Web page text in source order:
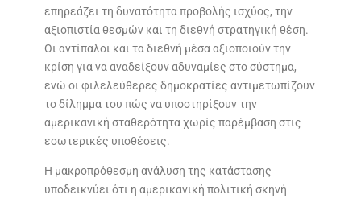
επηρεάζει τη δυνατότητα προβολής ισχύος, την
αξιοπιστία θεσμών και τη διεθνή στρατηγική θέση.
Οι αντίπαλοι και τα διεθνή μέσα αξιοποιούν την
κρίση για να αναδείξουν αδυναμίες στο σύστημα,
ενώ οι φιλελεύθερες δημοκρατίες αντιμετωπίζουν
το δίλημμα του πώς να υποστηρίξουν την
αμερικανική σταθερότητα χωρίς παρέμβαση στις
εσωτερικές υποθέσεις.
Η μακροπρόθεσμη ανάλυση της κατάστασης
υποδεικνύει ότι η αμερικανική πολιτική σκηνή